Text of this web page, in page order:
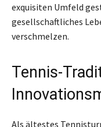
exquisiten Umfeld
gesellschaftliches
verschmelzen.
Tennis-
Als ältestes